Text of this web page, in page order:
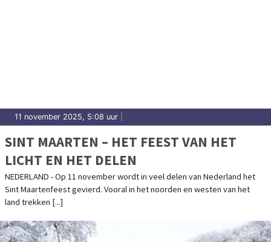
11 november 2025, 5:08 uur
SINT MAARTEN – HET FEEST VAN HET
LICHT EN HET DELEN
NEDERLAND - Op 11 november wordt in veel delen van Nederland het
Sint Maartenfeest gevierd. Vooral in het noorden en westen van het
land trekken [...]